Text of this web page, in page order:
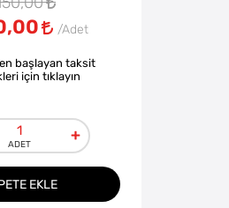
başlayan taksit
için tıklayın
+
EKLE